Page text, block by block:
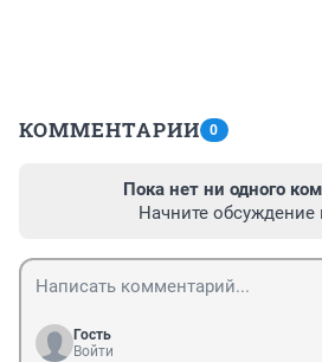
КОММЕНТАРИИ 0
Пока нет ни одного
Начните
Гость
Войти